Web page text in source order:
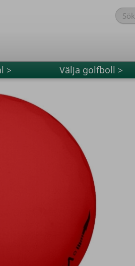
> Välja golfboll >